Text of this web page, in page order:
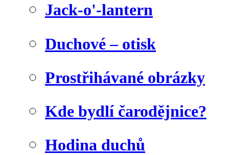
Jack-o'-lantern
Duchové – otisk
Prostřihávané obrázky
Kde bydlí čarodějnice?
Hodina duchů